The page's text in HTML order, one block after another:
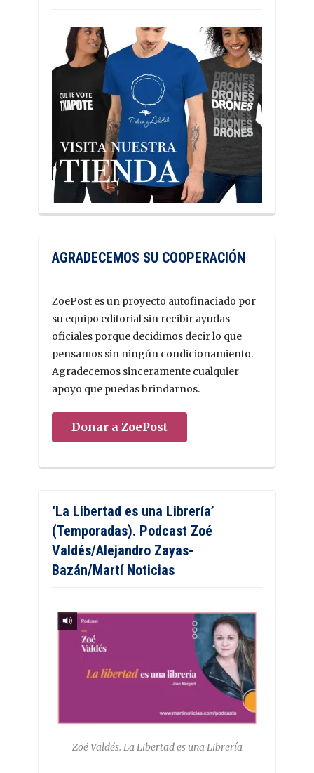
AGRADECEMOS SU COOPERACIÓN
ZoePost es un proyecto autofinaciado por
su equipo editorial sin recibir ayudas
oficiales porque decidimos decir lo que
pensamos sin ningún condicionamiento.
Agradecemos sinceramente cualquier
apoyo que puedas brindarnos.
Donar a ZoePost
‘La Libertad es una Librería’
(Temporadas). Podcast Zoé
Valdés/Alejandro Zayas-
Bazán/Martí Noticias
Zoé Valdés. La Libertad es una Librería